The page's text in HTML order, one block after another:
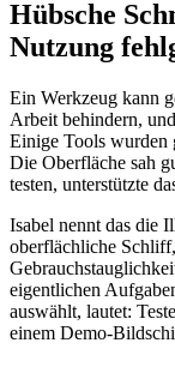
Hübsche
Nutzung
Ein Werkzeug kann
Arbeit behindern,
Einige Tools wurden
Die Oberfläche sah
testen, unterstützte
Isabel nennt das die
oberflächliche
eigentlichen
auswählt, lautet:
einem Demo-